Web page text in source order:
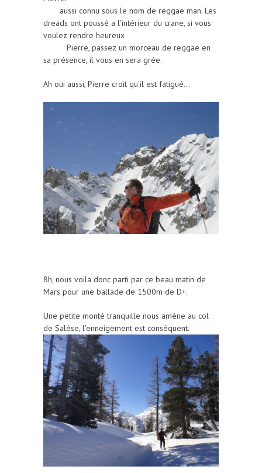
aussi connu sous le nom de reggae man. Les
dreads ont poussé a l'intérieur du crane, si vous
voulez rendre heureux
Pierre, passez un morceau de reggae en
sa présence, il vous en sera grée.
Ah oui aussi, Pierre croit qu'il est fatigué...
8h, nous voila donc parti par ce beau matin de
Mars pour une ballade de 1500m de D+.
Une petite monté tranquille nous amène au col
de Salèse, l'enneigement est conséquent.